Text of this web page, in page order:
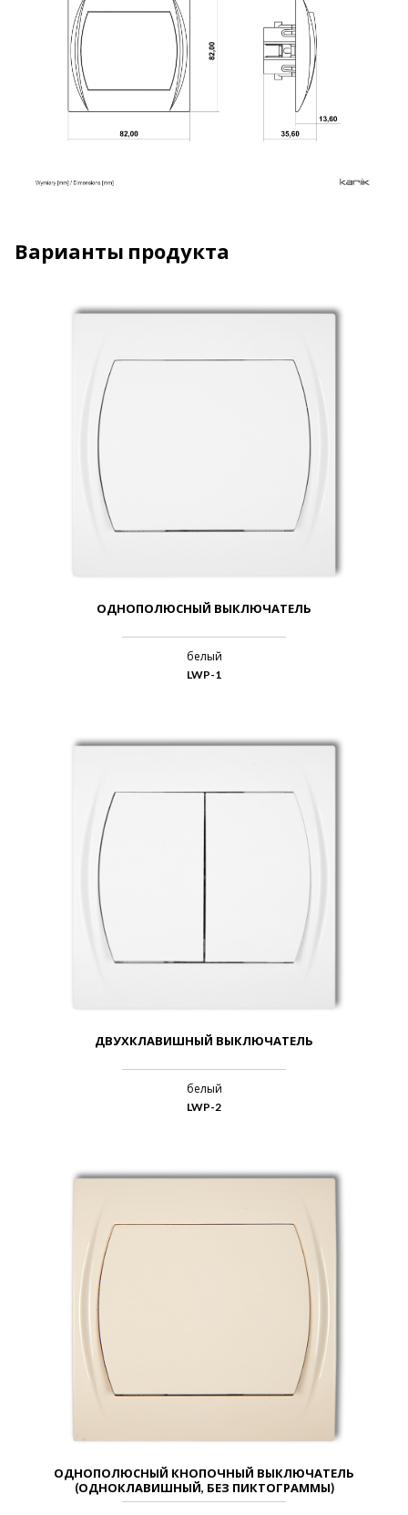
Варианты продукта
ОДНОПОЛЮСНЫЙ ВЫКЛЮЧАТЕЛЬ
белый
LWP-1
ДВУХКЛАВИШНЫЙ ВЫКЛЮЧАТЕЛЬ
белый
LWP-2
ОДНОПОЛЮСНЫЙ КНОПОЧНЫЙ ВЫКЛЮЧАТЕЛЬ
(ОДНОКЛАВИШНЫЙ, БЕЗ ПИКТОГРАММЫ)